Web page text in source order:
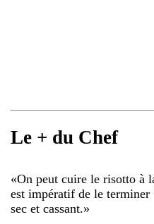
Le + du Chef
«On peut cuire le risotto à
est impératif de le
sec et cassant.»